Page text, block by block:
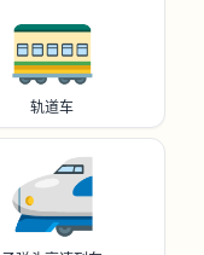
🚃
轨道车
🚅